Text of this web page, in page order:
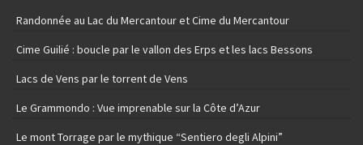
Randonnée au Lac du Mercantour et Cime du Mercantour
Cime Guilié : boucle par le vallon des Erps et les lacs Bessons
Lacs de Vens par le torrent de Vens
Le Grammondo : Vue imprenable sur la Côte d’Azur
Le mont Torrage par le mythique “Sentiero degli Alpini”